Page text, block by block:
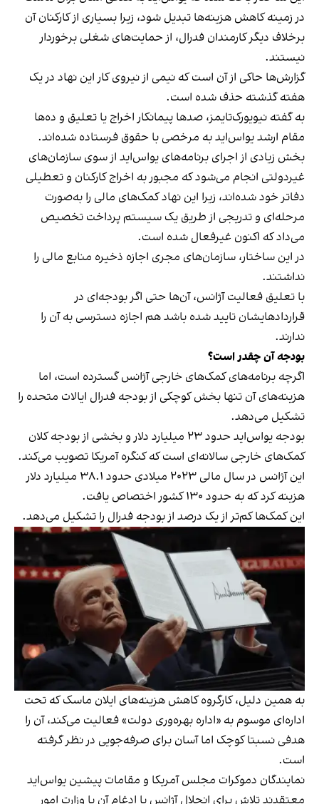
در زمینه کاهش هزینه‌ها تبدیل شود، زیرا بسیاری از کارکنان آن
برخلاف دیگر کارمندان فدرال، از حمایت‌های شغلی برخوردار
نیستند.
گزارش‌ها حاکی از آن است که نیمی از نیروی کار این نهاد در یک
هفته گذشته حذف شده است.
به گفته نیویورک‌تایمز، صدها پیمانکار اخراج یا تعلیق و ده‌ها
مقام ارشد یو‌اس‌اید به مرخصی با حقوق فرستاده شده‌اند.
بخش زیادی از اجرای برنامه‌های یو‌اس‌اید از سوی سازمان‌های
غیردولتی انجام می‌شود که مجبور به اخراج کارکنان و تعطیلی
دفاتر خود شده‌اند، زیرا این نهاد کمک‌های مالی را به‌صورت
مرحله‌ای و تدریجی از طریق یک سیستم پرداخت تخصیص
می‌داد که اکنون غیرفعال شده است.
در این ساختار، سازمان‌های مجری اجازه ذخیره منابع مالی را
نداشتند.
با تعلیق فعالیت آژانس، آن‌ها حتی اگر بودجه‌ای در
قراردادهایشان تایید شده باشد هم اجازه دسترسی به آن را
ندارند.
بودجه آن چقدر است؟
اگرچه برنامه‌های کمک‌های خارجی آژانس گسترده است، اما
هزینه‌های آن تنها بخش کوچکی از بودجه فدرال ایالات متحده را
تشکیل می‌دهد.
بودجه یو‌اس‌اید حدود ۲۳ میلیارد دلار و بخشی از بودجه کلان
کمک‌های خارجی سالانه‌ای است که کنگره آمریکا تصویب می‌کند.
این آژانس در سال مالی ۲۰۲۳ میلادی حدود ۳۸.۱ میلیارد دلار
هزینه کرد که به حدود ۱۳۰ کشور اختصاص یافت.
این کمک‌ها کم‌تر از یک درصد از بودجه فدرال را تشکیل می‌دهد.
به همین دلیل، کارگروه کاهش هزینه‌های ایلان ماسک که تحت
اداره‌ای موسوم به «اداره بهره‌وری دولت» فعالیت می‌کند، آن را
هدفی نسبتا کوچک اما آسان برای صرفه‌جویی در نظر گرفته
است.
نمایندگان دموکرات مجلس آمریکا و مقامات پیشین یو‌اس‌اید
معتقدند تلاش برای انحلال آژانس یا ادغام آن با وزارت امور